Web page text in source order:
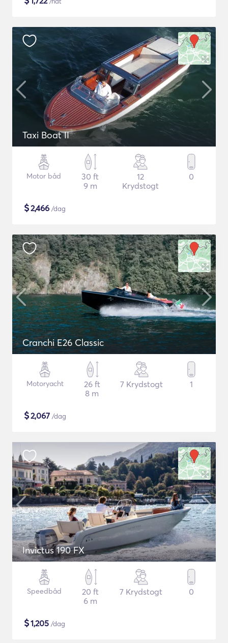
Taxi Boat II
Motor båd
30 ft
9 m
12
Krydstogt
0
$2,466 /dag
Cranchi E26 Classic
Motoryacht
26 ft
8 m
7 Krydstogt 1
$2,067 /dag
Invictus 190 FX
Speedbåd
20 ft
6 m
7 Krydstogt 0
$1,205 /dag